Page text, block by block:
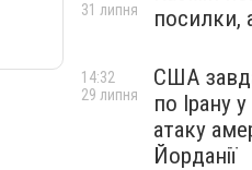
посилки,
31 липня
США
по Ірану
атаку
Йорданії
14:32
29 липня